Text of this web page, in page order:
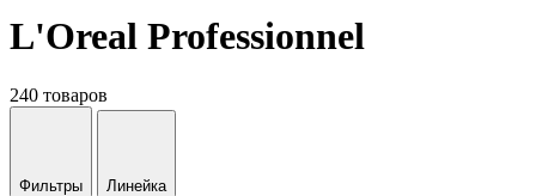
L'Oreal Professionnel
240 товаров
Фильтры
Линейка